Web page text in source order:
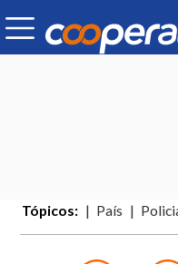
Tópicos: País